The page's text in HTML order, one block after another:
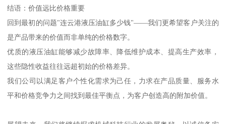
结语：价值远比价格重要
回到最初的问题"连云港液压油缸多少钱"——我们更希望客户关注的
是产品带来的价值而非单纯的价格数字。
优质的液压油缸能够减少故障率、降低维护成本、提高生产效率，
这些隐性收益往往远超初始的价格差异。
我们公司以满足客户个性化需求为己任，力求在产品质量、服务水
平和价格竞争力之间找到最佳平衡点，为客户创造高的附加价值。